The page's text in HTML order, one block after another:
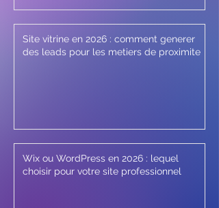
Site vitrine en 2026 : comment generer
des leads pour les metiers de proximite
Wix ou WordPress en 2026 : lequel
choisir pour votre site professionnel